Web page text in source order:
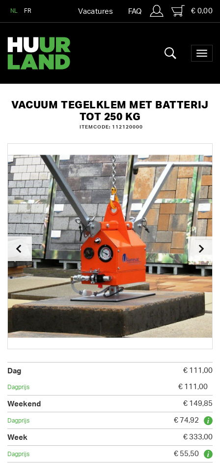
NL FR Vacatures FAQ € 0,00
VACUUM TEGELKLEM MET BATTERIJ
TOT 250 KG
ITEMCODE: 112120000
€ 111,00
€ 111,00
€ 149,85
€ 74,92
€ 333,00
€ 55,50